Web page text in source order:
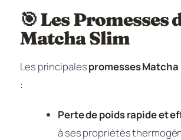
🎯 Les Promesses
Matcha Slim
Les principalespromesses Matcha
:
Perte de poids rapide et
à ses propriétés